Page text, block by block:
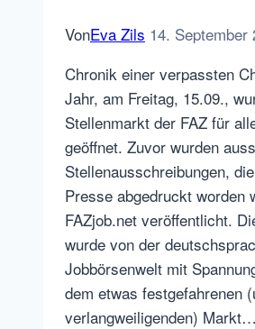
VonEva Zils 14. September
Chronik einer verpassten
Jahr, am Freitag, 15.09.,
Stellenmarkt der FAZ für
geöffnet. Zuvor wurden
Stellenausschreibungen,
Presse abgedruckt worden
FAZjob.net veröffentlicht.
wurde von der
Jobbörsenwelt mit
dem etwas festgefahrenen
verlangweiligenden) Markt…